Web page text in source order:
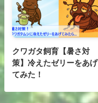
クワガタ飼育【暑さ対
策】冷えたゼリーをあげ
てみた！